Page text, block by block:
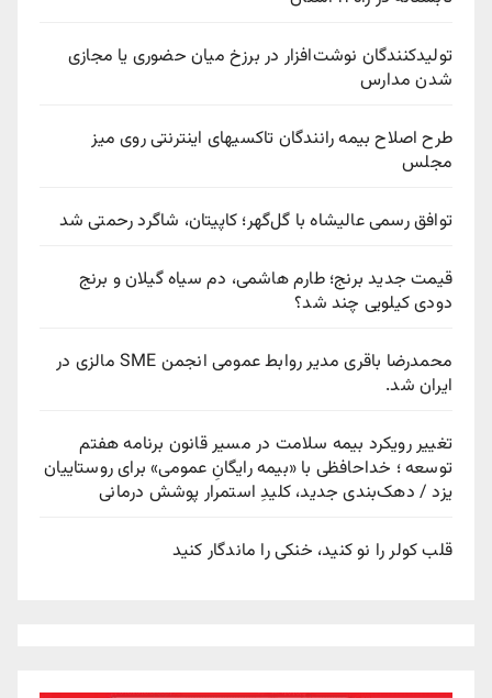
تولیدکنندگان نوشت‌افزار در برزخ میان حضوری یا مجازی
شدن مدارس
طرح اصلاح بیمه رانندگان تاکسیهای اینترنتی روی میز
مجلس
توافق رسمی عالیشاه با گل‌گهر؛ کاپیتان، شاگرد رحمتی شد
قیمت جدید برنج؛ طارم هاشمی، دم سیاه گیلان و برنج
دودی کیلویی چند شد؟
محمدرضا باقری مدیر روابط عمومی انجمن SME مالزی در
ایران شد.
تغییر رویکرد بیمه سلامت در مسیر قانون برنامه هفتم
توسعه ؛ خداحافظی با «بیمه رایگانِ عمومی» برای روستاییان
یزد / دهک‌بندی جدید، کلیدِ استمرار پوشش درمانی
قلب کولر را نو کنید، خنکی را ماندگار کنید